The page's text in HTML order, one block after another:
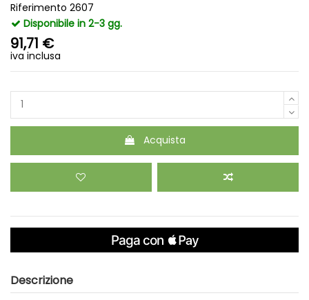
Riferimento 2607
Disponibile in 2-3 gg.
91,71 €
iva inclusa
Acquista
Descrizione